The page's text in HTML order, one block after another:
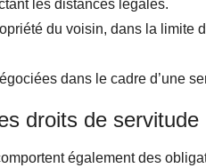
les distances légales.
du voisin, dans la limite
dans le cadre d’une
droits de servitude
également des